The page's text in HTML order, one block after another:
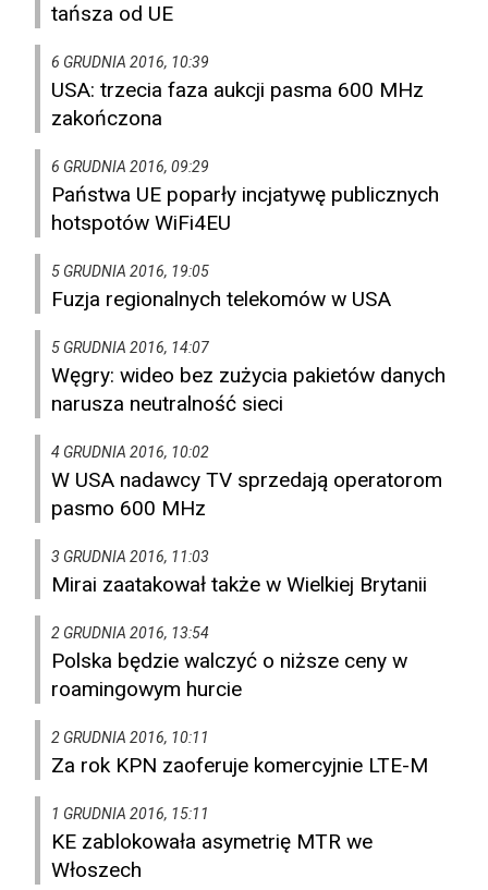
tańsza od UE
6 GRUDNIA 2016, 10:39
USA: trzecia faza aukcji pasma 600 MHz
zakończona
6 GRUDNIA 2016, 09:29
Państwa UE poparły incjatywę publicznych
hotspotów WiFi4EU
5 GRUDNIA 2016, 19:05
Fuzja regionalnych telekomów w USA
5 GRUDNIA 2016, 14:07
Węgry: wideo bez zużycia pakietów danych
narusza neutralność sieci
4 GRUDNIA 2016, 10:02
W USA nadawcy TV sprzedają operatorom
pasmo 600 MHz
3 GRUDNIA 2016, 11:03
Mirai zaatakował także w Wielkiej Brytanii
2 GRUDNIA 2016, 13:54
Polska będzie walczyć o niższe ceny w
roamingowym hurcie
2 GRUDNIA 2016, 10:11
Za rok KPN zaoferuje komercyjnie LTE-M
1 GRUDNIA 2016, 15:11
KE zablokowała asymetrię MTR we
Włoszech